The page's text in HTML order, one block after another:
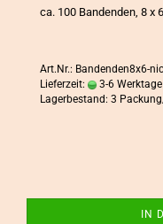
ca. 100 Ban­den­den, 8 x
Art.Nr.: Bandenden8x6-
Lieferzeit:
3-6 Werktage
Lagerbestand: 3
IN